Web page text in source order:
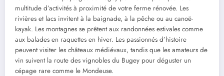
multitude d’activités à proximité de votre ferme rénovée. Les
rivières et lacs invitent à la baignade, à la pêche ou au canoë-
kayak. Les montagnes se prêtent aux randonnées estivales comme
aux balades en raquettes en hiver. Les passionnés d’histoire
peuvent visiter les châteaux médiévaux, tandis que les amateurs de
vin suivent la route des vignobles du Bugey pour déguster un
cépage rare comme le Mondeuse.